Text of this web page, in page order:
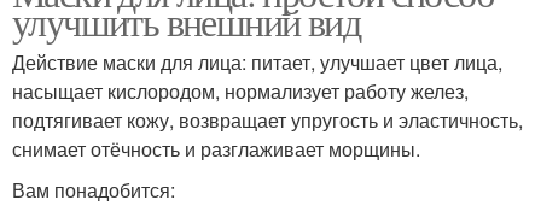
улучшить внешний вид
Действие маски для лица: питает, улучшает цвет лица,
насыщает кислородом, нормализует работу желез,
подтягивает кожу, возвращает упругость и эластичность,
снимает отёчность и разглаживает морщины.
Вам понадобится: